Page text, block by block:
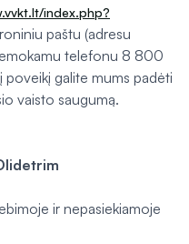
index.php?
paštu (adresu
telefonu 8 800
galite mums padėti
vaisto saugumą.
ir nepasiekiamoje